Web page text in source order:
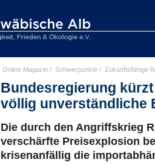
Online Magazin / Schwerpunkte / Zukunftsfähige
Bundesregierung
völlig unverständliche
Die durch den Angriffskrieg
verschärfte Preisexplosion
krisenanfällig die